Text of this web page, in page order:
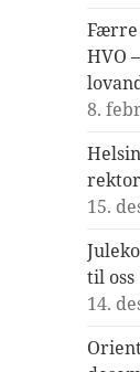
Færre
HVO
8.
15.
til oss
14.